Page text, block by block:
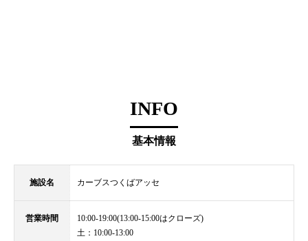
INFO
基本情報
施設名 カーブスつくばアッセ
営業時間
10:00-19:00(13:00-15:00はクローズ)
土：10:00-13:00